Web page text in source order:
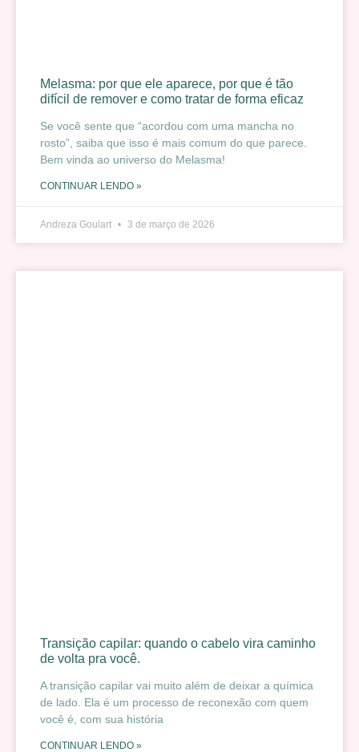
Melasma: por que ele aparece, por que é tão
difícil de remover e como tratar de forma eficaz
Se você sente que “acordou com uma mancha no
rosto”, saiba que isso é mais comum do que parece.
Bem vinda ao universo do Melasma!
CONTINUAR LENDO »
Andreza Goulart 3 de março de 2026
Transição capilar: quando o cabelo vira caminho
de volta pra você.
A transição capilar vai muito além de deixar a química
de lado. Ela é um processo de reconexão com quem
você é, com sua história
CONTINUAR LENDO »